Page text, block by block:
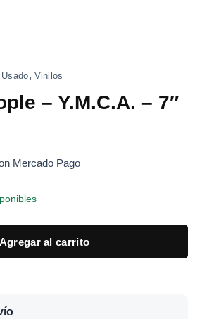
Usado, Vinilos
– Y.M.C.A. – 7″
Mercado Pago
Agregar al carrito